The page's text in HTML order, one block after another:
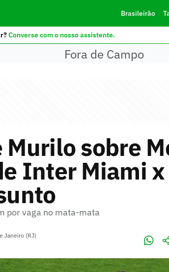
Brasileirão
Converse com o nosso assistente.
Fora de Campo
Murilo sobre
Inter Miami
por vaga no mata-mata
Janeiro (RJ)